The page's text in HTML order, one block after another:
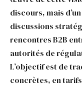
discours, mais
discussions
rencontres B2B
autorités de
L’objectif est de
concrètes, en